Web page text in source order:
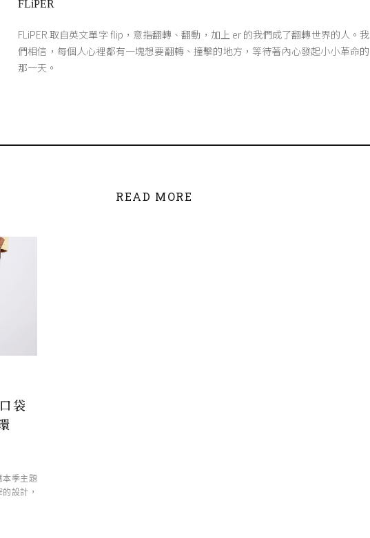
FLiPER
FLiPER 取自英文單字 flip，意指翻轉、翻動，加上 er 的我們成了翻轉世界的人。我
們相信，每個人心裡都有一塊想要翻轉、撞擊的地方，等待著內心發起小小革命的
那一天。
READ MORE
袋
季主題
設計，